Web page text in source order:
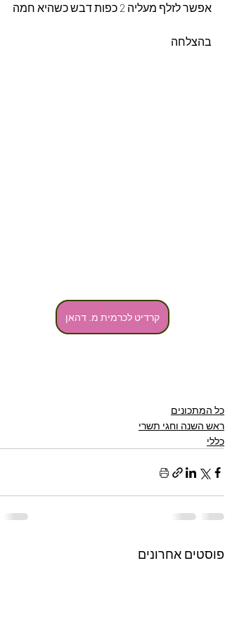
אפשר לזלף מעליה 2 כפות דבש כשהיא חמה
בהצלחה
קרדיט לכרמית מ. דהאן
כל המתכונים
ראש השנה וחגי תשרי
כללי
פוסטים אחרונים